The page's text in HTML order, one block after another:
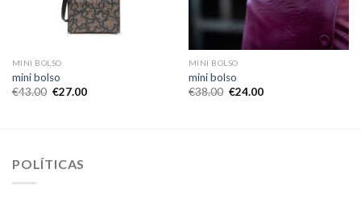
MINI BOLSO
mini bolso
€43.00 €27.00
MINI BOLSO
mini bolso
€38.00 €24.00
POLÍTICAS